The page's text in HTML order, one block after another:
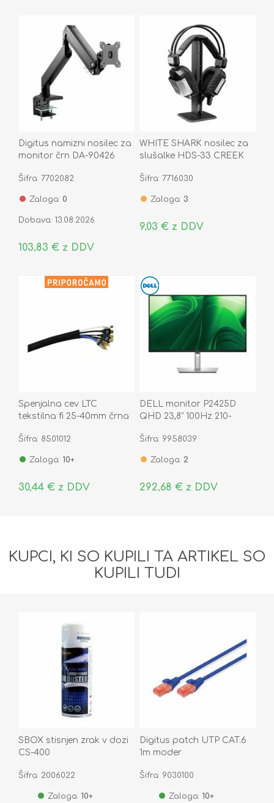
Digitus namizni nosilec za
monitor črn DA-90426
Šifra: 7702082
Zaloga: 0
Dobava: 13.08.2026
103,83 € z DDV
WHITE SHARK nosilec za
slušalke HDS-33 CREEK
Šifra: 7716030
Zaloga: 3
9,03 € z DDV
Spenjalna cev LTC
tekstilna fi 25-40mm črna
Šifra: 8501012
Zaloga: 10+
30,44 € z DDV
DELL monitor P2425D
QHD 23,8" 100Hz 210-
Šifra: 9958039
Zaloga: 2
292,68 € z DDV
KUPCI, KI SO KUPILI TA ARTIKEL SO
KUPILI TUDI
SBOX stisnjen zrak v dozi
CS-400
Šifra: 2006022
Zaloga: 10+
Digitus patch UTP CAT.6
1m moder
Šifra: 9030100
Zaloga: 10+